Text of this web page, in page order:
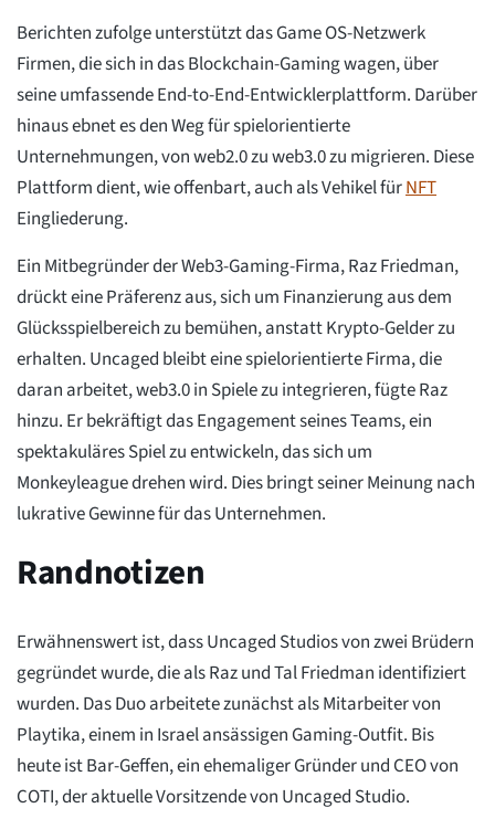
Berichten zufolge unterstützt das Game OS-Netzwerk
Firmen, die sich in das Blockchain-Gaming wagen, über
seine umfassende End-to-End-Entwicklerplattform. Darüber
hinaus ebnet es den Weg für spielorientierte
Unternehmungen, von web2.0 zu web3.0 zu migrieren. Diese
Plattform dient, wie offenbart, auch als Vehikel fürNFT
Eingliederung.
Ein Mitbegründer der Web3-Gaming-Firma, Raz Friedman,
drückt eine Präferenz aus, sich um Finanzierung aus dem
Glücksspielbereich zu bemühen, anstatt Krypto-Gelder zu
erhalten. Uncaged bleibt eine spielorientierte Firma, die
daran arbeitet, web3.0 in Spiele zu integrieren, fügte Raz
hinzu. Er bekräftigt das Engagement seines Teams, ein
spektakuläres Spiel zu entwickeln, das sich um
Monkeyleague drehen wird. Dies bringt seiner Meinung nach
lukrative Gewinne für das Unternehmen.
Randnotizen
Erwähnenswert ist, dass Uncaged Studios von zwei Brüdern
gegründet wurde, die als Raz und Tal Friedman identifiziert
wurden. Das Duo arbeitete zunächst als Mitarbeiter von
Playtika, einem in Israel ansässigen Gaming-Outfit. Bis
heute ist Bar-Geffen, ein ehemaliger Gründer und CEO von
COTI, der aktuelle Vorsitzende von Uncaged Studio.